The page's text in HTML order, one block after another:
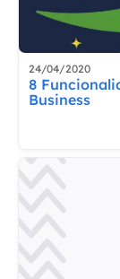
24/04/2020
8
Business